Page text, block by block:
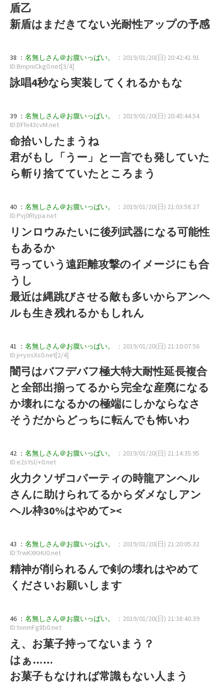
盾乙
新盾はまだきてない光耐性アップの予感
38 ： 名無しさん＠お腹いっぱい。
：2019/01/20(日) 20:42:41.91
ID:BmpniCkg0.net[3/4]
詠唱4秒なら実装してくれるかもな
39 ： 名無しさん＠お腹いっぱい。
：2019/01/20(日) 20:45:44.54
ID:DFhi43cvM.net
命拾いしたまうね
君がもし「うー」と一言でも発していた
ら斬り捨てていたところまう
40 ： 名無しさん＠お腹いっぱい。
：2019/01/20(日) 21:03:58.27
ID:Pvj0Rlypa.net
リンロウみたいに後列武器になる可能性
もあるか
弓っていう遠距離攻撃のイメージにも合
うし
最近は縄跳びさせる敵も多いからアンヘ
ルも生き残れるかもしれん
41 ： 名無しさん＠お腹いっぱい。
：2019/01/20(日) 21:10:07.56
ID:ji+yosXs0.net[2/4]
闇弓はバフデバフ極大特大耐性延長複合
と全部出揃ってるから完全な産廃になる
か壊れになるかの極端にしかならなさ
そうだからどっちに転んでも怖いわ
42 ： 名無しさん＠お腹いっぱい。
：2019/01/20(日) 21:14:35.95
ID:e2sYsl/+0.net
火力クソザコパーティの時龍アンヘル
さんに助けられてるからダメなしアン
ヘル枠30%はやめて><
43 ： 名無しさん＠お腹いっぱい。
：2019/01/20(日) 21:20:05.32
ID:TrwKXKHU0.net
精神が削られるんで剣の壊れはやめて
くださいお願いします
46 ： 名無しさん＠お腹いっぱい。
：2019/01/20(日) 21:38:40.39
ID:tonmFg8b0.net
え、お菓子持ってないまう？
はぁ……
お菓子もなければ常識もない人まう